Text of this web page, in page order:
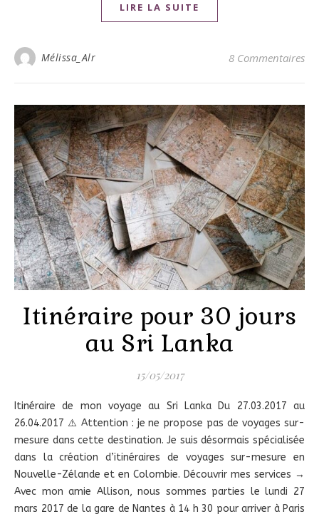
LIRE LA SUITE
Mélissa_Alr 8 Commentaires
Itinéraire pour 30 jours
au Sri Lanka
15/05/2017
26.04.2017 ⚠️ Attention : je ne propose pas de voyages sur-
mesure dans cette destination. Je suis désormais spécialisée
dans la création d’itinéraires de voyages sur-mesure en
Nouvelle-Zélande et en Colombie. Découvrir mes services →
Avec mon amie Allison, nous sommes parties le lundi 27
mars 2017 de la gare de Nantes à 14 h 30 pour arriver à Paris